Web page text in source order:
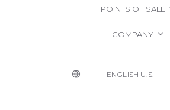
POINTS OF SALE
COMPANY